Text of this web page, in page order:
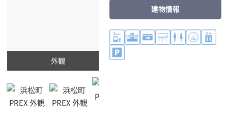
外観
建物情報